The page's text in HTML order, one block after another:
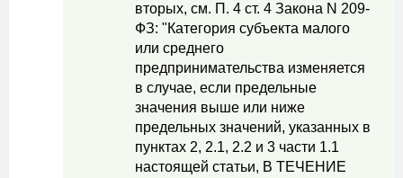
вторых, см. П. 4 ст. 4 Закона N 209-
ФЗ: "Категория субъекта малого
или среднего
предпринимательства изменяется
в случае, если предельные
значения выше или ниже
предельных значений, указанных в
пунктах 2, 2.1, 2.2 и 3 части 1.1
настоящей статьи, В ТЕЧЕНИЕ